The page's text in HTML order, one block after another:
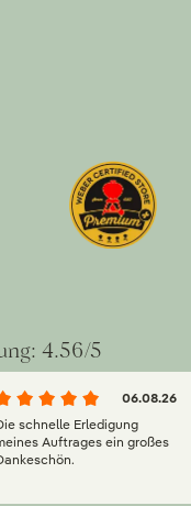
4.56/5
06.08.26
schnelle Erledigung
Auftrages ein großes